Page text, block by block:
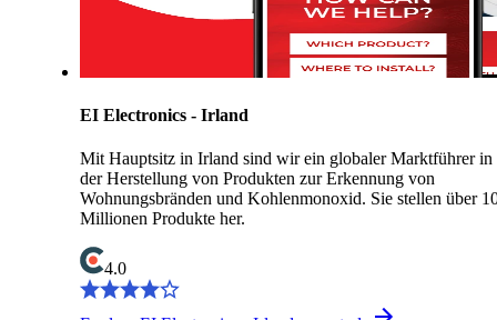
EI Electronics - Irland
Mit Hauptsitz in Irland sind wir ein globaler Marktführer in
der Herstellung von Produkten zur Erkennung von
Wohnungsbränden und Kohlenmonoxid. Sie stellen über
Millionen Produkte her.
4.0